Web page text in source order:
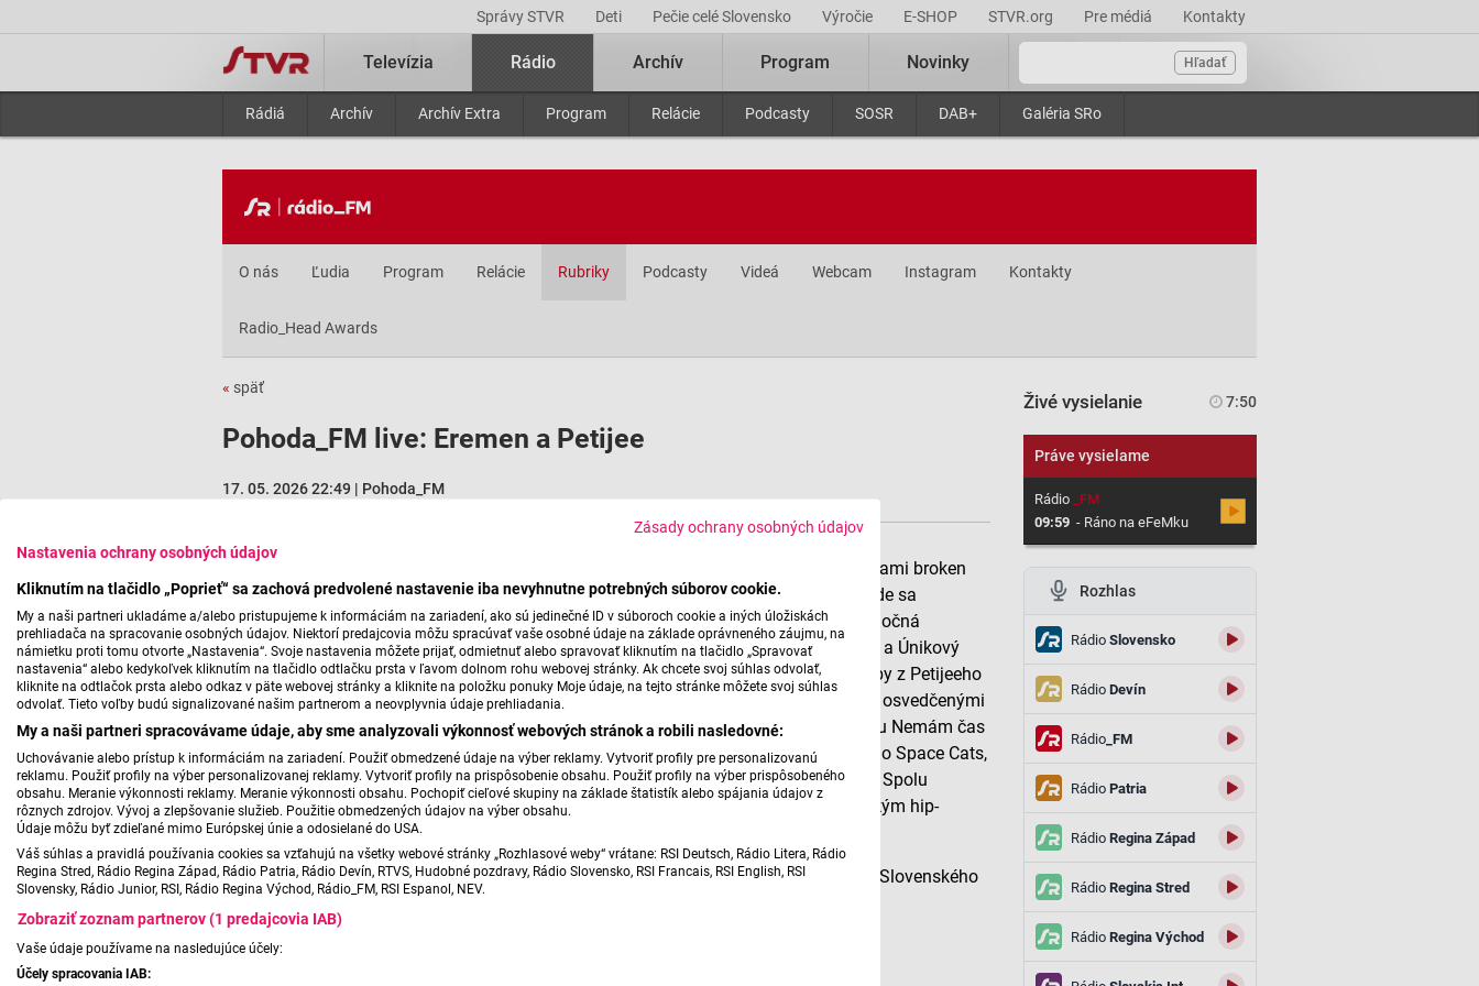
Zásady ochrany osobných údajov
Nastavenia ochrany osobných údajov
Kliknutím na tlačidlo „Poprieť“ sa zachová predvolené nastavenie iba nevyhnutne potrebných súborov cookie.
My a naši partneri ukladáme a/alebo pristupujeme k informáciám na zariadení, ako sú jedinečné ID v súboroch cookie a iných úložiskách
prehliadača na spracovanie osobných údajov. Niektorí predajcovia môžu spracúvať vaše osobné údaje na základe oprávneného záujmu, na
námietku proti tomu otvorte „Nastavenia“. Svoje nastavenia môžete prijať, odmietnuť alebo spravovať kliknutím na tlačidlo „Spravovať
nastavenia“ alebo kedykoľvek kliknutím na tlačidlo odtlačku prsta v ľavom dolnom rohu webovej stránky. Ak chcete svoj súhlas odvolať,
kliknite na odtlačok prsta alebo odkaz v päte webovej stránky a kliknite na položku ponuky Moje údaje, na tejto stránke môžete svoj súhlas
odvolať. Tieto voľby budú signalizované našim partnerom a neovplyvnia údaje prehliadania.
My a naši partneri spracovávame údaje, aby sme analyzovali výkonnosť webových stránok a robili nasledovné:
Uchovávanie alebo prístup k informáciám na zariadení. Použiť obmedzené údaje na výber reklamy. Vytvoriť profily pre personalizovanú
reklamu. Použiť profily na výber personalizovanej reklamy. Vytvoriť profily na prispôsobenie obsahu. Použiť profily na výber prispôsobeného
obsahu. Meranie výkonnosti reklamy. Meranie výkonnosti obsahu. Pochopiť cieľové skupiny na základe štatistík alebo spájania údajov z
rôznych zdrojov. Vývoj a zlepšovanie služieb. Použitie obmedzených údajov na výber obsahu.
Údaje môžu byť zdieľané mimo Európskej únie a odosielané do USA.
Váš súhlas a pravidlá používania cookies sa vzťahujú na všetky webové stránky „Rozhlasové weby“ vrátane: RSI Deutsch, Rádio Litera, Rádio
Regina Stred, Rádio Regina Západ, Rádio Patria, Rádio Devín, RTVS, Hudobné pozdravy, Rádio Slovensko, RSI Francais, RSI English, RSI
Slovensky, Rádio Junior, RSI, Rádio Regina Východ, Rádio_FM, RSI Espanol, NEV.
Zobraziť zoznam partnerov (1 predajcovia IAB)
Vaše údaje používame na nasledujúce účely:
Účely spracovania IAB:
Správy STVR Deti Pečie celé Slovensko Výročie E-SHOP STVR.org Pre médiá Kontakty
Hľadať
Televízia Rádio
Rádiá Archív Archív Extra Program Relácie Podcasty SOSR DAB+ Galéria SRo
Archív Program Novinky
O nás Ľudia Program Relácie Rubriky Podcasty Videá Webcam Instagram Kontakty
Radio_Head Awards
« späť
Pohoda_FM live: Eremen a Petijee
17. 05. 2026 22:49 | Pohoda_FM
Eremen a Petijee spájajú hip-hop so soulom a prvkami broken
beatu. Zvuk postavený na komplexnej produkcii, kde sa
samplovanie stretáva so živými nástrojmi. Ich spoločná
diskografia zahŕňa albumy Únikový východ (2014) a Únikový
východ 2 (2021). Na Pohoda FM Live oživia skladby z Petijeeho
sóleového albumu Everything is Romantic, spolu s osvedčenými
kusmi z Eremenovho posledného sólového projektu Nemám čas
fotím syna. Na pódiu ich sprevádza bratislavské trio Space Cats,
ktoré hrá elektronickú hudbu na živých nástrojoch. Spolu
ponúkajú rapovú šou pohybujúcu sa medzi klasickým hip-
Pozývame Vás na ich koncert v Komornom štúdiu Slovenského
Živé vysielanie 7:50
Práve vysielame
Rádio_FM
09:59 - Ráno na eFeMku
Rozhlas
RádioSlovensko
RádioDevín
Rádio_FM
RádioPatria
RádioRegina Západ
RádioRegina Stred
RádioRegina Východ